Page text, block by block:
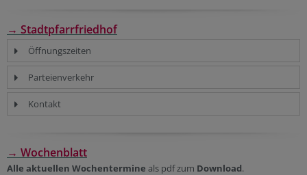
→ Stadtpfarrfriedhof
Öffnungszeiten
Parteienverkehr
Kontakt
→ Wochenblatt
Alle aktuellen Wochentermine als pdf zum Download.